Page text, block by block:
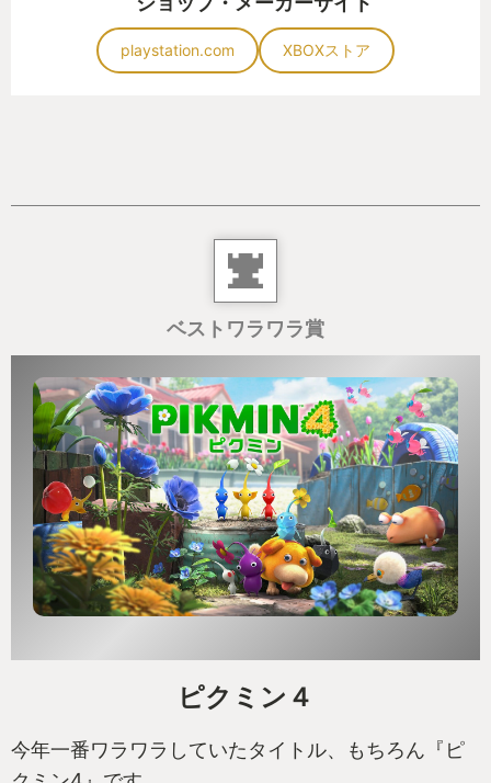
playstation.com XBOXストア
ベストワラワラ賞
ピクミン４
今年一番ワラワラしていたタイトル、もちろん『ピ